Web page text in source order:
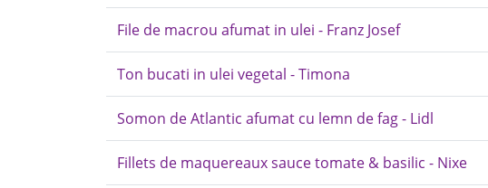
File de macrou afumat in ulei - Franz Josef
Ton bucati in ulei vegetal - Timona
Somon de Atlantic afumat cu lemn de fag - Lidl
Fillets de maquereaux sauce tomate & basilic - Nixe